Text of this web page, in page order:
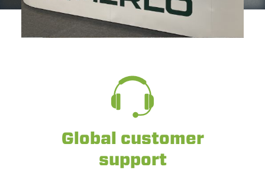
Global customer
support